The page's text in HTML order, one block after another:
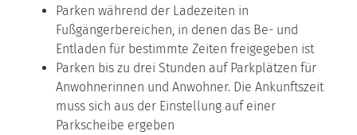
Parken während der Ladezeiten in
Fußgängerbereichen, in denen das Be- und
Entladen für bestimmte Zeiten freigegeben ist
Parken bis zu drei Stunden auf Parkplätzen für
Anwohnerinnen und Anwohner. Die Ankunftszeit
muss sich aus der Einstellung auf einer
Parkscheibe ergeben